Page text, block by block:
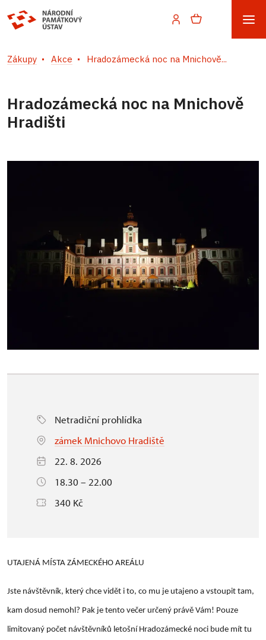
Zákupy Akce Hradozámecká noc na Mnichově...
Hradozámecká noc na Mnichově
Hradišti
Netradiční prohlídka
zámek Mnichovo Hradiště
22. 8. 2026
18.30 – 22.00
340 Kč
UTAJENÁ MÍSTA ZÁMECKÉHO AREÁLU
Jste návštěvník, který chce vidět i to, co mu je utajeno a vstoupit tam,
kam dosud nemohl? Pak je tento večer určený právě Vám! Pouze
limitovaný počet návštěvníků letošní Hradozámecké noci bude mít tu